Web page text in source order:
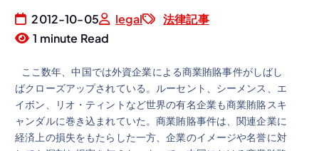
2012-10-05 legal
法律記事
1 minute Read
ここ数年、中国では外資企業による商業賄賂事件がしばし
ばクローズアップされている。ルーセント、シーメンス、エ
イボン、リオ・ティントなど世界の有名企業も商業賄賂スキ
ャンダルに巻き込まれていた。商業賄賂事件は、関連企業に
経済上の損失をもたらした一方、企業のイメージや名誉に対